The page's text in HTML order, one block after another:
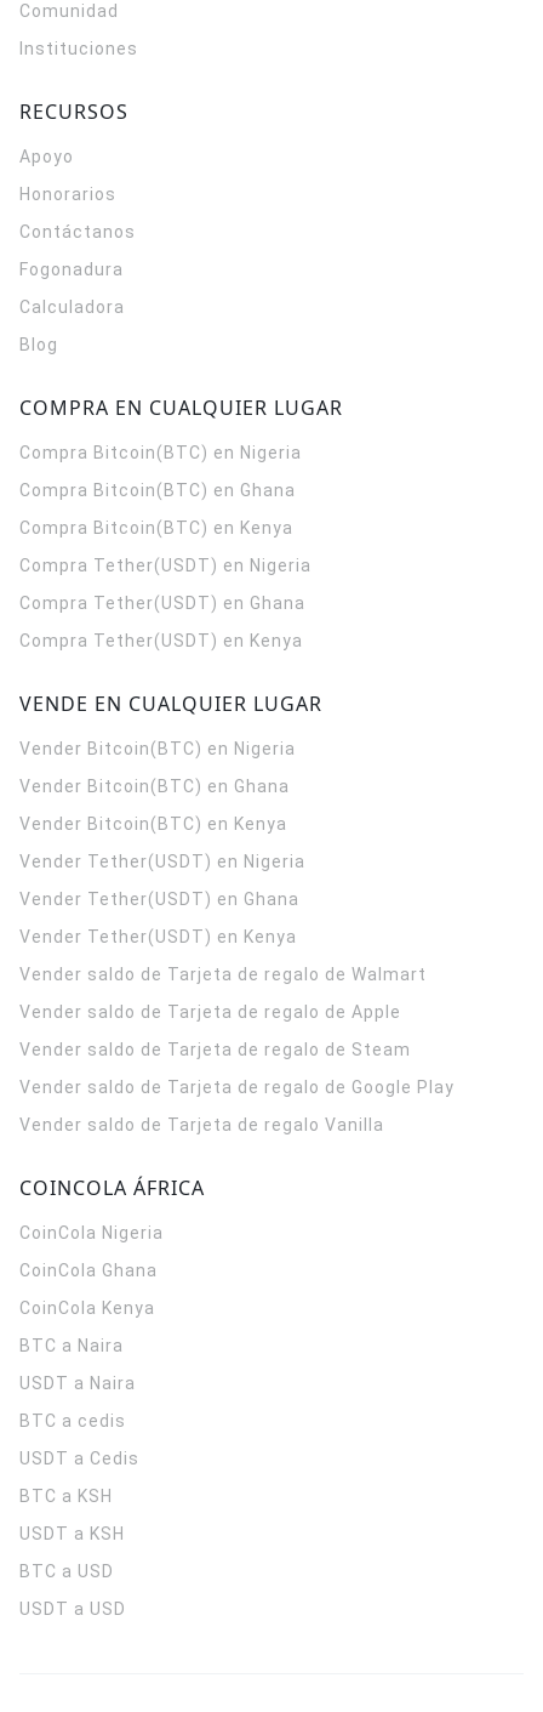
Comunidad
Instituciones
RECURSOS
Apoyo
Honorarios
Contáctanos
Fogonadura
Calculadora
Blog
COMPRA EN CUALQUIER LUGAR
Compra Bitcoin(BTC) en Nigeria
Compra Bitcoin(BTC) en Ghana
Compra Bitcoin(BTC) en Kenya
Compra Tether(USDT) en Nigeria
Compra Tether(USDT) en Ghana
Compra Tether(USDT) en Kenya
VENDE EN CUALQUIER LUGAR
Vender Bitcoin(BTC) en Nigeria
Vender Bitcoin(BTC) en Ghana
Vender Bitcoin(BTC) en Kenya
Vender Tether(USDT) en Nigeria
Vender Tether(USDT) en Ghana
Vender Tether(USDT) en Kenya
Vender saldo de Tarjeta de regalo de Walmart
Vender saldo de Tarjeta de regalo de Apple
Vender saldo de Tarjeta de regalo de Steam
Vender saldo de Tarjeta de regalo de Google Play
Vender saldo de Tarjeta de regalo Vanilla
COINCOLA ÁFRICA
CoinCola Nigeria
CoinCola Ghana
CoinCola Kenya
BTC a Naira
USDT a Naira
BTC a cedis
USDT a Cedis
BTC a KSH
USDT a KSH
BTC a USD
USDT a USD